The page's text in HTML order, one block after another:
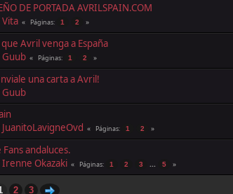
DE PORTADA AVRILSPAIN.COM
Vita Páginas 1 2
Avril venga a España
Guub Páginas 1 2
una carta a Avril!
Guub
JuanitoLavigneOvd Páginas 1 2
andaluces.
Irenne Okazaki Páginas 1 2 3 ... 5
2 3